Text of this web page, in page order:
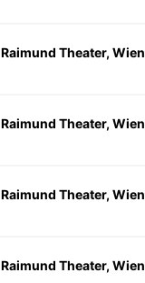
Raimund Theater, Wien
Raimund Theater, Wien
Raimund Theater, Wien
Raimund Theater, Wien